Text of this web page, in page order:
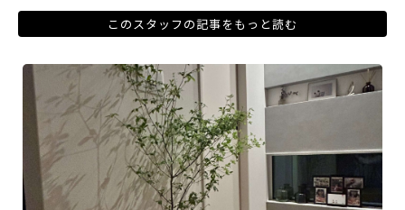
このスタッフの記事をもっと読む